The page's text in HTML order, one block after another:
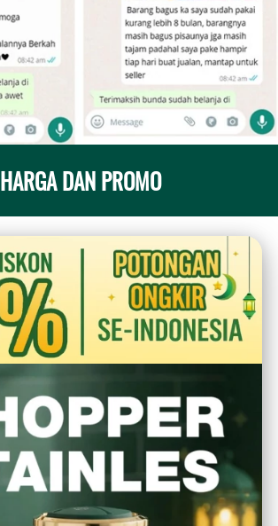
HARGA DAN PROMO